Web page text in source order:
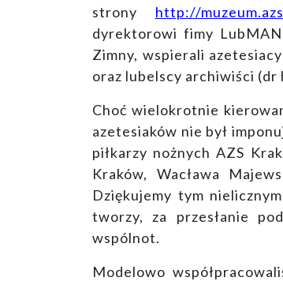
strony http://
dyrektorowi fimy LubMAN
Zimny, wspierali
oraz lubelscy archiwiści (dr
Choć wielokrotnie
azetesiaków nie był
piłkarzy nożnych AZS
Kraków, Wacława
Dziękujemy tym
tworzy, za przesłanie
wspólnot.
Modelowo